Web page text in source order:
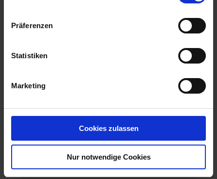
Präferenzen
Statistiken
Marketing
Cookies zulassen
Nur notwendige Cookies
Axial 50